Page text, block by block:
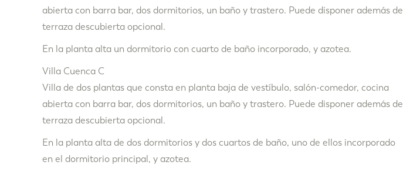
abierta con barra bar, dos dormitorios, un baño y trastero. Puede disponer además de
terraza descubierta opcional.
En la planta alta un dormitorio con cuarto de baño incorporado, y azotea.
Villa Cuenca C
Villa de dos plantas que consta en planta baja de vestíbulo, salón-comedor, cocina
abierta con barra bar, dos dormitorios, un baño y trastero. Puede disponer además de
terraza descubierta opcional.
En la planta alta de dos dormitorios y dos cuartos de baño, uno de ellos incorporado
en el dormitorio principal, y azotea.